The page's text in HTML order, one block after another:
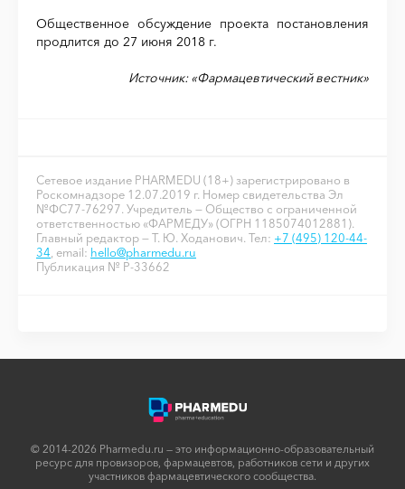
Общественное обсуждение проекта постановления
продлится до 27 июня 2018 г.
Источник: «Фармацевтический вестник»
Сетевое издание PHARMEDU (18+) зарегистрировано в
Роскомнадзоре 12.07.2019 г. Номер свидетельства Эл
№ФС77-76297. Учредитель — Общество с ограниченной
ответственностью «ФАРМЕДУ» (ОГРН 1185074012881).
Главный редактор — Т. Ю. Ходанович. Тел: +7 (495) 120-44-
34 , email: hello@pharmedu.ru
Публикация № P-33662
© 2014-2026 Pharmedu.ru — это информационно-образовательный
ресурс для провизоров, фармацевтов, работников сети и других
участников фармацевтического сообщества.